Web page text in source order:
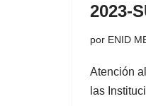
2023-
por ENID
Atención
las